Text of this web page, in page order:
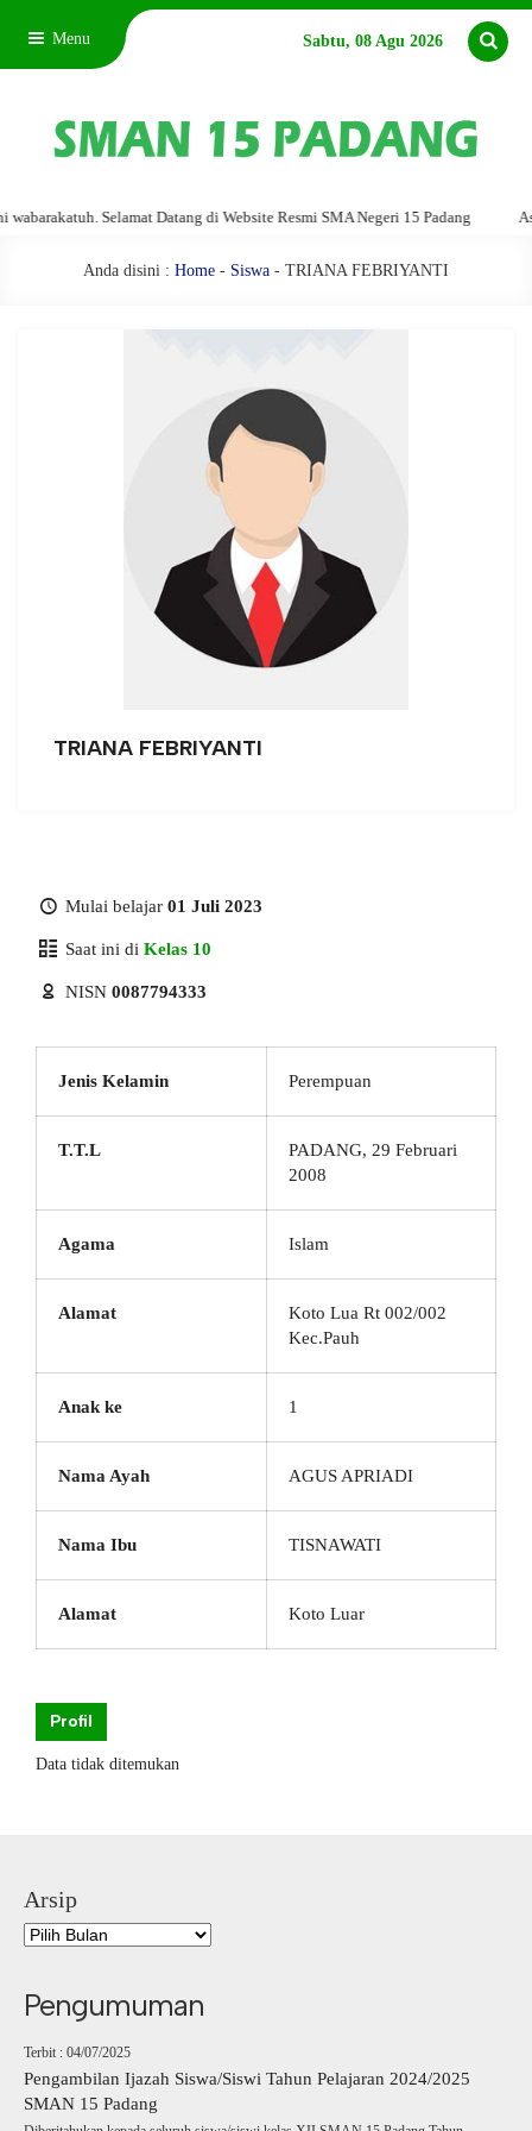
Menu Sabtu, 08 Agu 2026
Selamat Datang di Website Resmi SMA Negeri 15 Padang
Anda disini : Home - Siswa - TRIANA FEBRIYANTI
TRIANA FEBRIYANTI
Mulai belajar 01 Juli 2023
Saat ini di Kelas 10
NISN 0087794333
Jenis Kelamin Perempuan
T.T.L
PADANG, 29 Februari
2008
Agama Islam
Alamat
Koto Lua Rt 002/002
Kec.Pauh
Anak ke 1
Nama Ayah AGUS APRIADI
Nama Ibu TISNAWATI
Alamat Koto Luar
Profil
Data tidak ditemukan
Arsip
Pengumuman
Terbit : 04/07/2025
Pengambilan Ijazah Siswa/Siswi Tahun Pelajaran 2024/2025
SMAN 15 Padang